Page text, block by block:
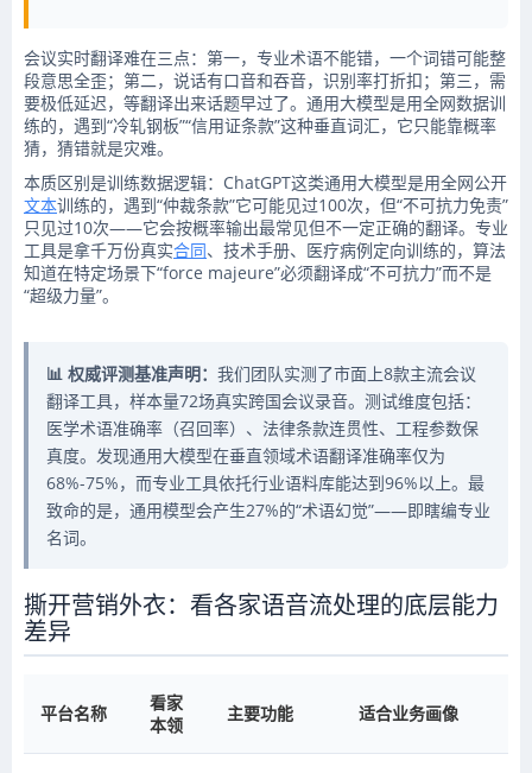
会议实时翻译难在三点：第一，专业术语不能错，一个词错可能整
段意思全歪；第二，说话有口音和吞音，识别率打折扣；第三，需
要极低延迟，等翻译出来话题早过了。通用大模型是用全网数据训
练的，遇到“冷轧钢板”“信用证条款”这种垂直词汇，它只能靠概率
猜，猜错就是灾难。
本质区别是训练数据逻辑：ChatGPT这类通用大模型是用全网公开
文本训练的，遇到“仲裁条款”它可能见过100次，但“不可抗力免责”
只见过10次——它会按概率输出最常见但不一定正确的翻译。专业
工具是拿千万份真实合同、技术手册、医疗病例定向训练的，算法
知道在特定场景下“force majeure”必须翻译成“不可抗力”而不是
“超级力量”。
📊 权威评测基准声明： 我们团队实测了市面上8款主流会议
翻译工具，样本量72场真实跨国会议录音。测试维度包括：
医学术语准确率（召回率）、法律条款连贯性、工程参数保
真度。发现通用大模型在垂直领域术语翻译准确率仅为
68%-75%，而专业工具依托行业语料库能达到96%以上。最
致命的是，通用模型会产生27%的“术语幻觉”——即瞎编专业
名词。
撕开营销外衣：看各家语音流处理的底层能力
差异
平台名称
看家
本领
主要功能 适合业务画像